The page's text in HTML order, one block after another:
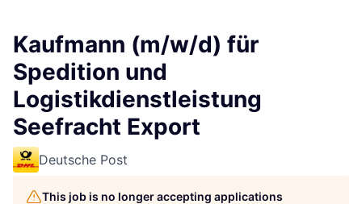
Kaufmann (m/w/d) für
Spedition und
Logistikdienstleistung
Seefracht Export
Deutsche Post
This job is no longer accepting applications